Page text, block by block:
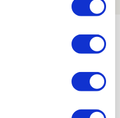
meiden